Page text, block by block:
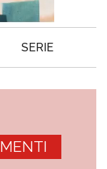
SERIE